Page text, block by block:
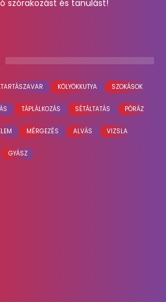
szórakozást és tanulást!
KÖLYÖKKUTYA SZOKÁSOK
TÁPLÁLKOZÁS SÉTÁLTATÁS PÓRÁZ
MÉRGEZÉS ALVÁS VIZSLA
GYÁSZ